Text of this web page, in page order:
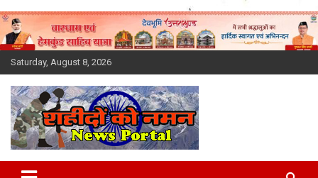
Skip
to
content
Saturday, August 8, 2026
Latest News Today, Breaking